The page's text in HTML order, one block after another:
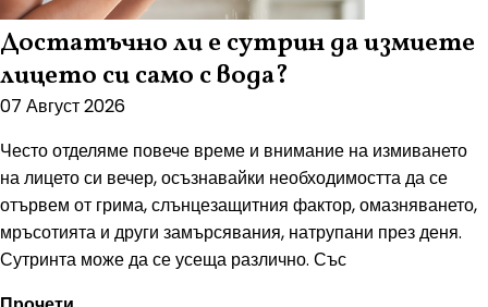
Достатъчно ли е сутрин да измиете
лицето си само с вода?
07 Август 2026
Често отделяме повече време и внимание на измиването
на лицето си вечер, осъзнавайки необходимостта да се
отървем от грима, слънцезащитния фактор, омазняването,
мръсотията и други замърсявания, натрупани през деня.
Сутринта може да се усеща различно. Със